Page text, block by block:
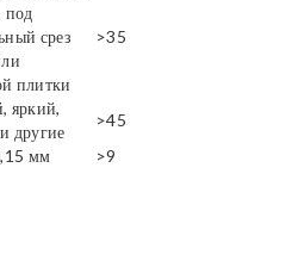
под
срез
плитки
>35
яркий,
другие
>45
мм >9